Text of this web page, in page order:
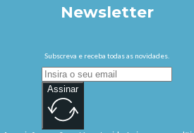
Newsletter
Subscreva e receba todas as novidades.
Assinar